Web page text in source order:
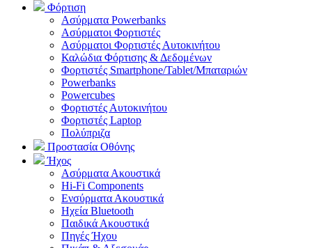
Φόρτιση
Ασύρματα Powerbanks
Aσύρματοι Φορτιστές
Ασύρματοι Φορτιστές Αυτοκινήτου
Καλώδια Φόρτισης & Δεδομένων
Φορτιστές Smartphone/Tablet/Μπαταριών
Powerbanks
Powercubes
Φορτιστές Αυτοκινήτου
Φορτιστές Laptop
Πολύπριζα
Προστασία Οθόνης
Ήχος
Ασύρματα Ακουστικά
Hi-Fi Components
Ενσύρματα Ακουστικά
Ηχεία Bluetooth
Παιδικά Ακουστικά
Πηγές Ήχου